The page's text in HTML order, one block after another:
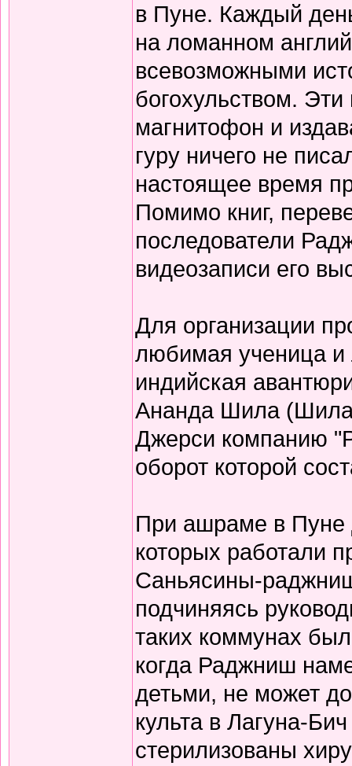
в Пуне. Каждый
на ломанном
всевозможными
богохульством.
магнитофон и
гуру ничего не
настоящее время
Помимо книг,
последователи
видеозаписи его
Для организации
любимая ученица
индийская
Ананда Шила
Джерси компанию
оборот которой
При ашраме в Пуне
которых работали
Саньясины-
подчиняясь
таких коммунах
когда Раджниш
детьми, не может
культа в Лагуна-
стерилизованы